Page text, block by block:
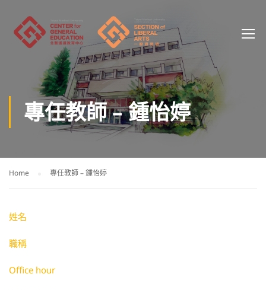
專任教師 – 鍾怡婷
Home 專任教師 – 鍾怡婷
姓名
職稱
Office hour